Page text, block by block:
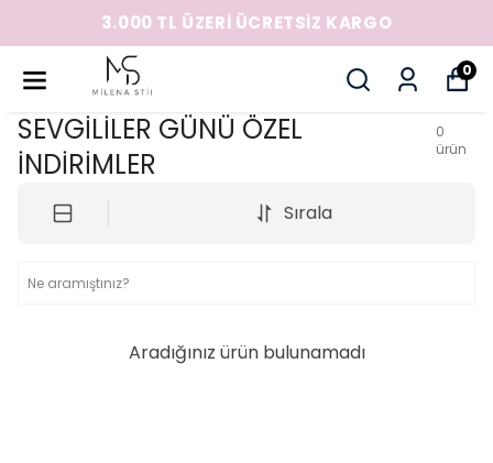
3.000 TL ÜZERİ ÜCRETSİZ KARGO
0
SEVGİLİLER GÜNÜ ÖZEL
İNDİRİMLER
0
ürün
Sırala
Aradığınız ürün bulunamadı